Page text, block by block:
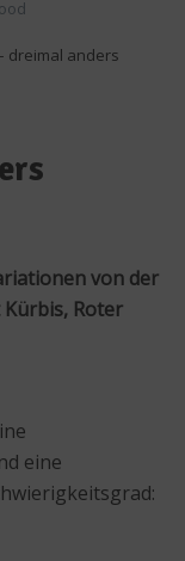
dreimal anders
von der
Kürbis, Roter
eine